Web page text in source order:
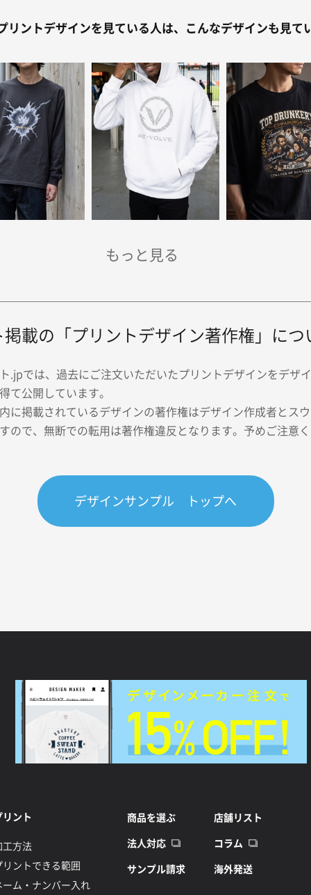
リントデザインを見ている人は、こんなデザインも見て
掲載の「プリントデザイン著作権」につ
.jpでは、過去にご注文いただいたプリントデザインをデザ
て公開しています。
に掲載されているデザインの著作権はデザイン作成者とス
ので、無断での転用は著作権違反となります。予めご注意
デザインサンプル トップへ
リント
工方法
リントできる範囲
ーム・ナンバー入れ
商品を選ぶ
法人対応
サンプル請求
店舗リスト
コラム
海外発送